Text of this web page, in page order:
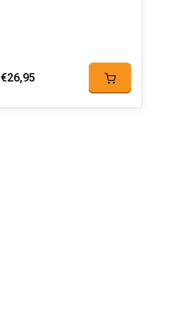
€26,95